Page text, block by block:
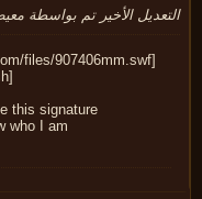
الأخير تم بواسطةمعيض بن
flash]
me this signature
who I am